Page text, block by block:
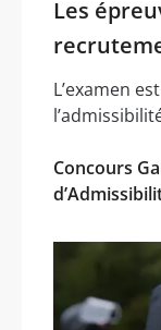
Les
L’examen
Concours